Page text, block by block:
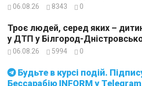
Будьте в курсі подій. Підписуйтесь на
Бессарабію INFORM у Telegram
06.08.26 8343 0
Троє людей, серед яких –
у ДТП у Білгород-
06.08.26 5994 0